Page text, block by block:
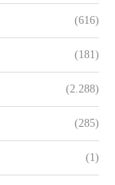
(616)
(181)
(2.288)
(285)
(1)